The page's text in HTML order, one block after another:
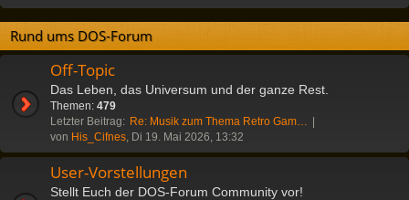
Rund ums DOS-Forum
Off-Topic
Das Leben, das Universum und der ganze Rest.
Themen: 479
Letzter Beitrag: Re: Musik zum Thema Retro Gam…
von His_Cifnes, Di 19. Mai 2026, 13:32
User-Vorstellungen
Stellt Euch der DOS-Forum Community vor!